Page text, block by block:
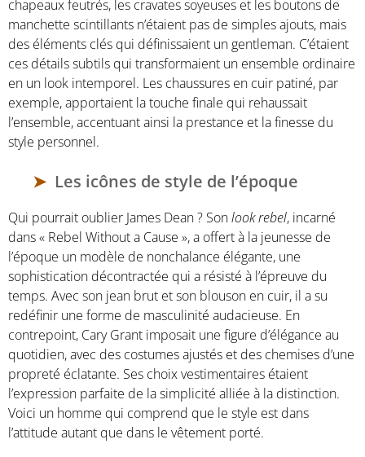
chapeaux feutrés, les cravates soyeuses et les boutons de
manchette scintillants n’étaient pas de simples ajouts, mais
des éléments clés qui définissaient un gentleman. C’étaient
ces détails subtils qui transformaient un ensemble ordinaire
en un look intemporel. Les chaussures en cuir patiné, par
exemple, apportaient la touche finale qui rehaussait
l’ensemble, accentuant ainsi la prestance et la finesse du
style personnel.
Les icônes de style de l’époque
Qui pourrait oublier James Dean ? Sonlook rebel, incarné
dans « Rebel Without a Cause », a offert à la jeunesse de
l’époque un modèle de nonchalance élégante, une
sophistication décontractée qui a résisté à l’épreuve du
temps. Avec son jean brut et son blouson en cuir, il a su
redéfinir une forme de masculinité audacieuse. En
contrepoint, Cary Grant imposait une figure d’élégance au
quotidien, avec des costumes ajustés et des chemises d’une
propreté éclatante. Ses choix vestimentaires étaient
l’expression parfaite de la simplicité alliée à la distinction.
Voici un homme qui comprend que le style est dans
l’attitude autant que dans le vêtement porté.